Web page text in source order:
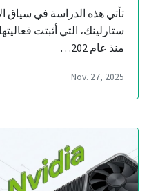
تأتي هذه الدراسة في سياق
ستارلينك، التي أثبتت
منذ عام 202…
Nov. 27, 2025